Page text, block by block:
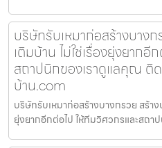
บริษัทรับเหมาก่อสร้างบาง
เติมบ้าน ไม่ใช่เรื่องยุ่งยากอี
สถาปนิกของเราดูแลคุณ ติ
บ้าน.com
บริษัทรับเหมาก่อสร้างบางกรวย สร้าง
ยุ่งยากอีกต่อไป ให้ทีมวิศวกรและสถา